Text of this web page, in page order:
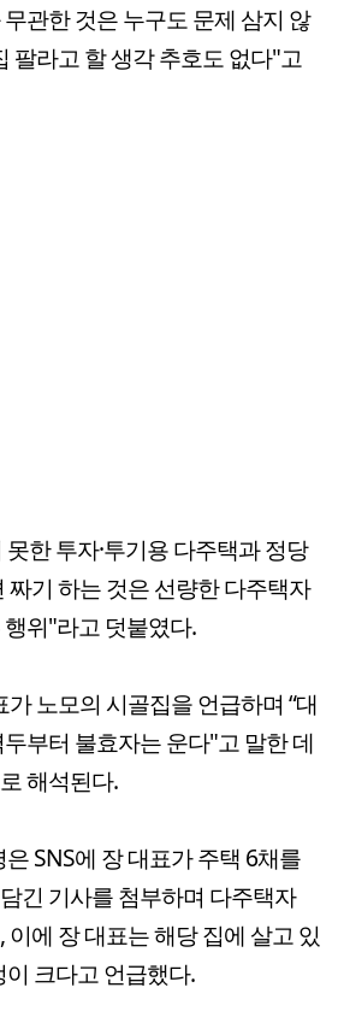
관한 것은 누구도 문제 삼지 않
팔라고 할 생각 추호도 없다"고
한 투자·투기용 다주택과 정당
짜기 하는 것은 선량한 다주택자
위"라고 덧붙였다.
노모의 시골집을 언급하며 “대
부터 불효자는 운다"고 말한 데
해석된다.
SNS에 장 대표가 주택 6채를
긴 기사를 첨부하며 다주택자
에 장 대표는 해당 집에 살고 있
크다고 언급했다.